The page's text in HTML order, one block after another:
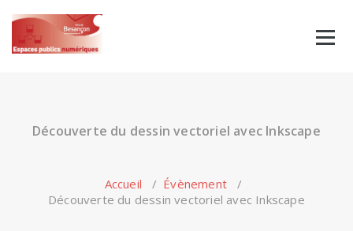
content
Découverte du dessin vectoriel avec Inkscape
Accueil / Évènement /
Découverte du dessin vectoriel avec Inkscape